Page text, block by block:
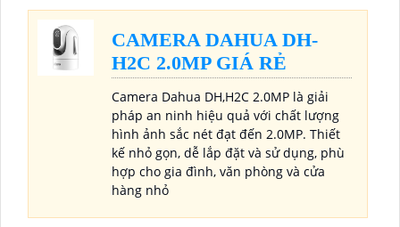
CAMERA DAHUA DH-
H2C 2.0MP GIÁ RẺ
Camera Dahua DH,H2C 2.0MP là giải
pháp an ninh hiệu quả với chất lượng
hình ảnh sắc nét đạt đến 2.0MP. Thiết
kế nhỏ gọn, dễ lắp đặt và sử dụng, phù
hợp cho gia đình, văn phòng và cửa
hàng nhỏ